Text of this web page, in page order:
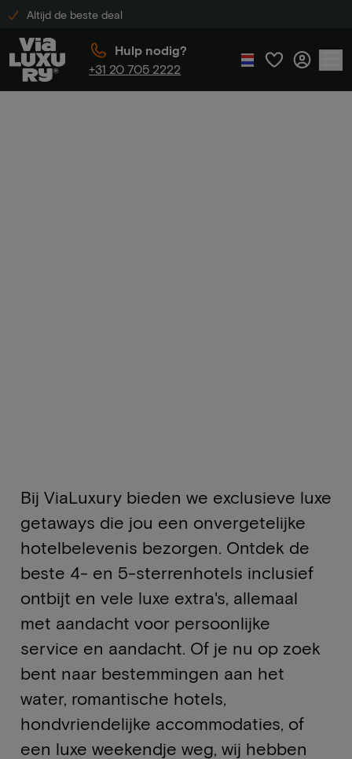
Altijd de beste deal
Hulp nodig?
+31 20 705 2222
Bij ViaLuxury bieden we exclusieve luxe
getaways die jou een onvergetelijke
hotelbelevenis bezorgen. Ontdek de
beste 4- en 5-sterrenhotels inclusief
ontbijt en vele luxe extra's, allemaal
met aandacht voor persoonlijke
service en aandacht. Of je nu op zoek
bent naar bestemmingen aan het
water, romantische hotels,
hondvriendelijke accommodaties, of
een luxe weekendje weg, wij hebben